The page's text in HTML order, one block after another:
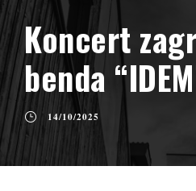
Koncert
benda
14/10/2025